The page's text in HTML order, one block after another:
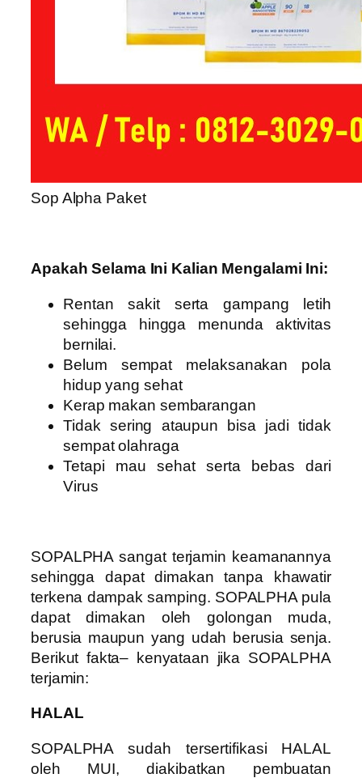
Sop Alpha Paket
Apakah Selama Ini Kalian Mengalami Ini:
Rentan sakit serta gampang letih
sehingga hingga menunda aktivitas
bernilai.
Belum sempat melaksanakan pola
hidup yang sehat
Kerap makan sembarangan
Tidak sering ataupun bisa jadi tidak
sempat olahraga
Tetapi mau sehat serta bebas dari
Virus
SOPALPHA sangat terjamin keamanannya
sehingga dapat dimakan tanpa khawatir
terkena dampak samping. SOPALPHA pula
dapat dimakan oleh golongan muda,
berusia maupun yang udah berusia senja.
Berikut fakta– kenyataan jika SOPALPHA
terjamin:
HALAL
SOPALPHA sudah tersertifikasi HALAL
oleh MUI, diakibatkan pembuatan